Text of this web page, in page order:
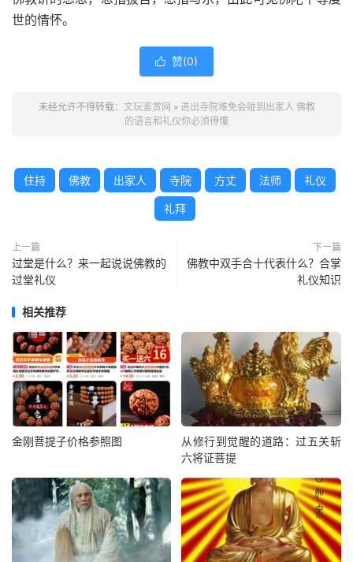
世的情怀。
 赞(0)
未经允许不得转载： 文玩鉴赏网 » 进出寺院难免会碰到出家人 佛教
的语言和礼仪你必须得懂
住持 佛教 出家人 寺院 方丈 法师 礼仪
礼拜
上一篇
过堂是什么？来一起说说佛教的
过堂礼仪
下一篇
佛教中双手合十代表什么？合掌
礼仪知识
相关推荐
金刚菩提子价格参照图
从修行到觉醒的道路：过五关斩
六将证菩提